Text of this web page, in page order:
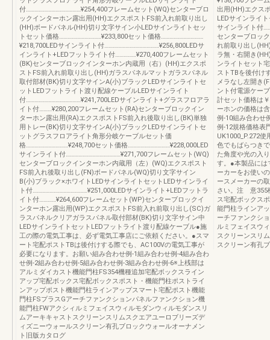
付…………………………………¥254,400フレームセット(WQ)センターブロ
ックインターホン露出用(HH)エクスポストFS前入れ前取り出し
(HH)ボードパネル(HH)切り文字サイン小LEDサインライトセッ
トセット価格…………………………¥233,800セット価格…………………………
¥218,700LEDサインライト付…………………………………¥256,800LEDサ
インライト+LEDフットライト付……………¥270,400フレームセット
(BK)センターブロックインターホン内蔵用（右）(HH)エクスポ
ストFS前入れ前取り出し(HH)ガラスパネルマットガラスパネル
取付部材(BK)切り文字サインA(小)ブラックLEDサインライトセ
ットLEDフットライト渡り配線ケーブルLEDサインライト
付…………………………………¥241,700LEDサインライト+グラスフロアラ
イト付………¥280,200フレームセット(RA)センターブロックイン
ターホン露出用(RA)エクスポストFS前入れ後取り出し(BK)単独
用トレー(BK)切り文字サインA(小)ブラックLEDサインライトセ
ットグラスフロアライト角形分岐ケーブルセット価
格…………………………¥248,700セット価格…………………………¥228,000LED
サインライト付…………………………………¥271,700フレームセット(WQ)
センターブロックインターホン内蔵用（左）(WQ)エクスポスト
FS前入れ後取り出し(FN)ボードパネル(WQ)切り文字サイン
B(小)ブラック×ホワイトLEDサインライトセットLEDサインライ
ト付…………………………………¥251,000LEDサインライト+LEDフットラ
イト付…………¥264,600フレームセット(WP)センターブロックイ
ンターホン露出用(WP)エクスポストFS前入れ前取り出し(SC)ガ
ラスパネルクリアガラスパネル取付部材(BK)切り文字サイン中
LEDサインライトセットLEDフットライト渡り配線ケーブル●施
工の際の電気工事は、必ず電気工事店にご依頼ください。●スマ
ート宅配ポストTBは後付けする際でも、AC100Vの電気工事が
必要になります。お願い組み合わせ例-1組み合わせ例-4組み合わ
せ例-2組み合わせ例-5組み合わせ例-3組み合わせ例-6※上桟部は
アルミダイカスト機能門柱FS354機種追加宅配ボックスライン
アップ宅配ボックス宅配ボックスポスト・機能門柱ポストライ
ンアップポスト機能門柱ラインアップスマート宅配ポスト機能
門柱FSプラスGアーチファンクションパネルファンクション機
能門柱FWアクシィルミフェイスウィルモダンウィルモダンスリ
ムアーキキャストスクリーンスリムスクエアユーロブリーズデ
ィズニーウォールスクリーン有孔ブロックウォールオーナメン
ト旧版カタログ
出用(HH)エクス
LEDサインライ
サインライト付
センターブロッ
れ前取り出し
ラ無・右開き
ンライトセット
ストTBを後付け
メラなし左開き
ント付電源ケー
計セット価格は
ーホンの価格は
例-10組み合わせ
例-12規格価格表
UK1000_P.272
色でもばらつき
た角度や光の入
す。●本製品には
ーカーをお使い
ースメーカーの
さい。注 意355
ス宅配ボックス
能門柱ラインア
ーチファンクシ
ルミフェイスウ
スクリーンスリ
スクリーン有孔